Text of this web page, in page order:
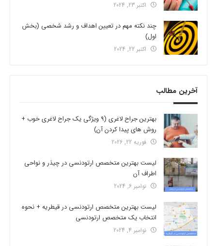
اکتبر 23, 2024
چند نکته مهم در تعیین اهداف و رشد شخصی (بخش
اول)
اکتبر 22, 2024
آخرین مطالب
بهترین جراح لاغری (9 ویژگی یک جراح لاغری خوب +
روش های پیدا کردن آن)
فوریه 22, 2026
لیست بهترین متخصص ارتودنسی در چیذر و نواحی
اطراف آن
نوامبر 6, 2024
لیست بهترین متخصص ارتودنسی در قیطریه + نحوه
انتخاب یک متخصص ارتودنسی
نوامبر 4, 2024